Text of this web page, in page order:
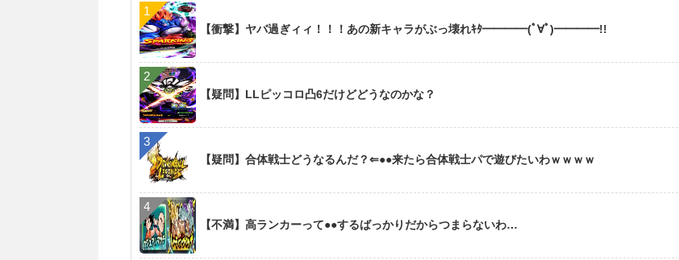
【衝撃】ヤバ過ぎィィ！！！あの新キャラがぶっ壊れｷﾀ━━━━(ﾟ∀ﾟ)━━━━!!
【疑問】LLピッコロ凸6だけどどうなのかな？
【疑問】合体戦士どうなるんだ？⇐●●来たら合体戦士パで遊びたいわｗｗｗｗ
【不満】高ランカーって●●するばっかりだからつまらないわ…